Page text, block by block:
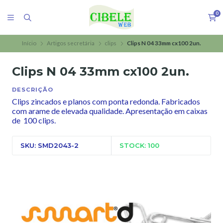
0
Início Artigos secretária clips Clips N 04 33mm cx100 2un.
Clips N 04 33mm cx100 2un.
DESCRIÇÃO
Clips zincados e planos com ponta redonda. Fabricados
com arame de elevada qualidade. Apresentação em caixas
de 100 clips.
SKU: SMD2043-2 STOCK: 100